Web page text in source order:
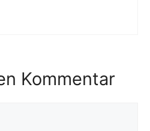
Kommentar